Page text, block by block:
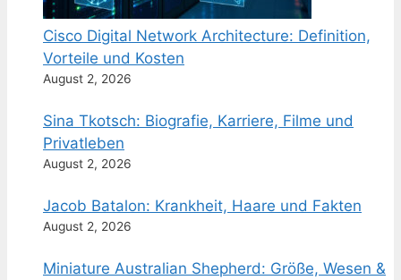
Cisco Digital Network Architecture: Definition,
Vorteile und Kosten
August 2, 2026
Sina Tkotsch: Biografie, Karriere, Filme und
Privatleben
August 2, 2026
Jacob Batalon: Krankheit, Haare und Fakten
August 2, 2026
Miniature Australian Shepherd: Größe, Wesen &